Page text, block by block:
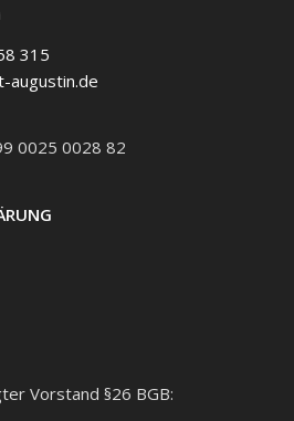
315
augustin.de
0025 0028 82
Vorstand §26 BGB: